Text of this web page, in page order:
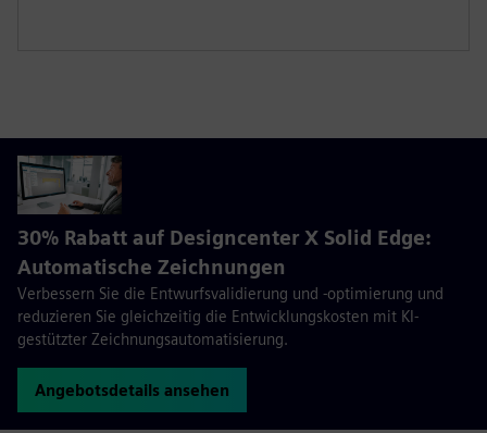
30% Rabatt auf Designcenter X Solid Edge:
Automatische Zeichnungen
Verbessern Sie die Entwurfsvalidierung und -optimierung und
reduzieren Sie gleichzeitig die Entwicklungskosten mit KI-
gestützter Zeichnungsautomatisierung.
Angebotsdetails ansehen